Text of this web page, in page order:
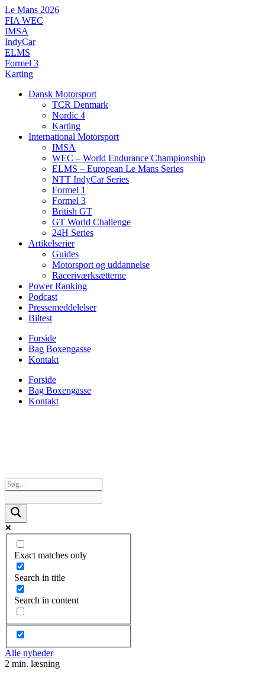
Videre
til
indhold
Le Mans 2026
FIA WEC
IMSA
IndyCar
ELMS
Formel 3
Karting
Dansk Motorsport
TCR Denmark
Nordic 4
Karting
International Motorsport
IMSA
WEC – World Endurance Championship
ELMS – European Le Mans Series
NTT IndyCar Series
Formel 1
Formel 3
British GT
GT World Challenge
24H Series
Artikelserier
Guides
Motorsport og uddannelse
Raceriværksætterne
Power Ranking
Podcast
Pressemeddelelser
Biltest
Forside
Bag Boxengasse
Kontakt
Forside
Bag Boxengasse
Kontakt
Exact matches only
Search in title
Search in content
Alle nyheder
2 min. læsning